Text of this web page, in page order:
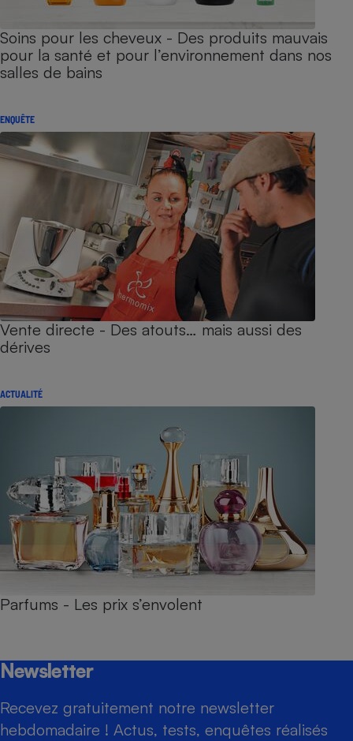
Soins pour les cheveux - Des produits mauvais
pour la santé et pour l’environnement dans nos
salles de bains
ENQUÊTE
Vente directe - Des atouts… mais aussi des
dérives
ACTUALITÉ
Parfums - Les prix s’envolent
Newsletter
Recevez gratuitement notre newsletter
hebdomadaire ! Actus, tests, enquêtes réalisés